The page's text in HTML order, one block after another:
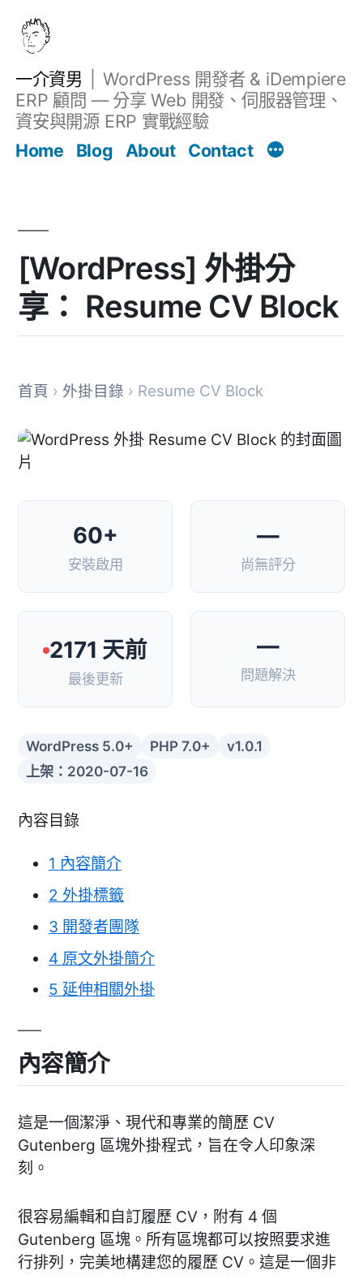
一介資男
WordPress 開發者 & iDempiere
ERP 顧問 — 分享 Web 開發、伺服器管理、
資安與開源 ERP 實戰經驗
Home
Blog About Contact
[WordPress] 外掛分
享： Resume CV Block
首頁 › 外掛目錄 › Resume CV Block
60+
安裝啟用
—
尚無評分
2171 天前
最後更新
—
問題解決
WordPress 5.0+ PHP 7.0+
v1.0.1
上架：2020-07-16
內容目錄
1 內容簡介
2 外掛標籤
3 開發者團隊
4 原文外掛簡介
5 延伸相關外掛
內容簡介
這是一個潔淨、現代和專業的簡歷 CV
Gutenberg 區塊外掛程式，旨在令人印象深
刻。
很容易編輯和自訂履歷 CV，附有 4 個
Gutenberg 區塊。所有區塊都可以按照要求進
行排列，完美地構建您的履歷 CV。這是一個非
文章